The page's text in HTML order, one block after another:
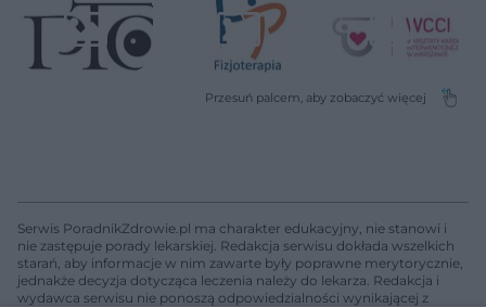
Serwis PoradnikZdrowie.pl ma charakter edukacyjny, nie stanowi i
nie zastępuje porady lekarskiej. Redakcja serwisu dokłada wszelkich
starań, aby informacje w nim zawarte były poprawne merytorycznie,
jednakże decyzja dotycząca leczenia należy do lekarza. Redakcja i
wydawca serwisu nie ponoszą odpowiedzialności wynikającej z